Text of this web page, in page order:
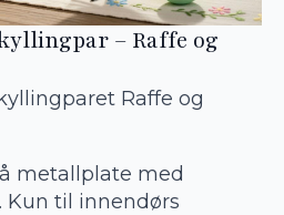
– Raffe og
Raffe og
metallplate med
Kun til innendørs